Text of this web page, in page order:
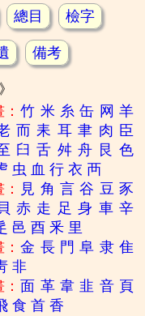
總目 檢字
備考
》
：竹 米 糸 缶 网 羊
而 耒 耳 聿 肉 臣
臼 舌 舛 舟 艮 色
虫 血 行 衣 襾
見 角 言 谷 豆 豕
赤 走 足 身 車 辛
邑 酉 釆 里
：金 長 門 阜 隶 隹
非
面 革 韋 韭 音 頁
食 首 香